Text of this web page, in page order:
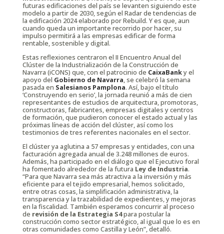
futuras edificaciones del país se levanten siguiendo este
modelo a partir de 2030, según el Radar de tendencias de
la edificación 2024 elaborado por Rebuild. Y es que, aun
cuando queda un importante recorrido por hacer, su
impulso permitirá a las empresas edificar de forma
rentable, sostenible y digital.
Estas reflexiones centraron el II Encuentro Anual del
Clúster de la Industrialización de la Construcción de
Navarra (iCONS) que, con el patrocinio de CaixaBanky el
apoyo del Gobierno de Navarra, se celebró la semana
pasada en Salesianos Pamplona. Así, bajo el título
‘Construyendo en serio’, la jornada reunió a más de cien
representantes de estudios de arquitectura, promotoras,
constructoras, fabricantes, empresas digitales y centros
de formación, que pudieron conocer el estado actual y las
próximas líneas de acción del clúster, así como los
testimonios de tres referentes nacionales en el sector.
El clúster ya aglutina a 57 empresas y entidades, con una
facturación agregada anual de 3.248 millones de euros.
Además, ha participado en el diálogo que el Ejecutivo foral
ha fomentado alrededor de la futura Ley de Industria.
“Para que Navarra sea más atractiva a la inversión y más
eficiente para el tejido empresarial, hemos solicitado,
entre otras cosas, la simplificación administrativa, la
transparencia y la trazabilidad de expedientes, y mejoras
en la fiscalidad. También esperamos concurrir al proceso
de revisión de la Estrategia S4para postular la
construcción como sector estratégico, al igual que lo es en
otras comunidades como Castilla y León”, detalló.